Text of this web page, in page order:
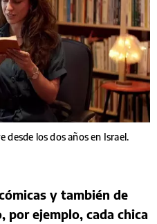
desde los dos años en Israel.
y también de
por ejemplo, cada chica